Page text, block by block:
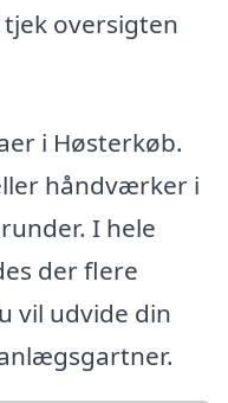
oversigten
i Høsterkøb.
håndværker i
I hele
der flere
vil udvide din